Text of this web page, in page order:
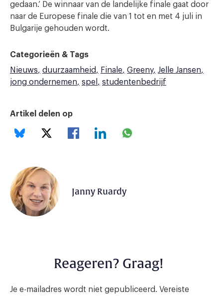
gedaan.’ De winnaar van de landelijke finale gaat door
naar de Europese finale die van 1 tot en met 4 juli in
Bulgarije gehouden wordt.
Categorieën & Tags
Nieuws
duurzaamheid Finale Greeny Jelle Jansen
jong ondernemen
spel studentenbedrijf
Artikel delen op
Janny Ruardy
Reageren? Graag!
Je e-mailadres wordt niet gepubliceerd. Vereiste